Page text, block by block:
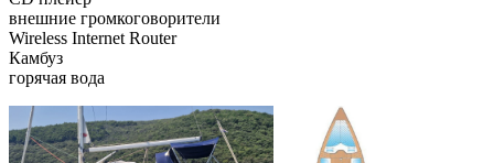
внешние громкоговорители
Wireless Internet Router
Камбуз
горячая вода